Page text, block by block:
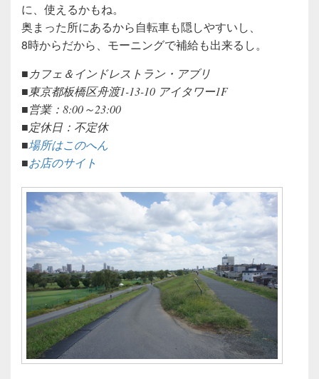
に、使えるかもね。
奥まった所にあるから自転車も隠しやすいし、
8時からだから、モーニングで補給も出来るし。
■カフェ＆インドレストラン・アブリ
■東京都板橋区舟渡1-13-10 アイタワー1F
■営業：8:00～23:00
■定休日：不定休
■場所はこのへん
■お店のサイト